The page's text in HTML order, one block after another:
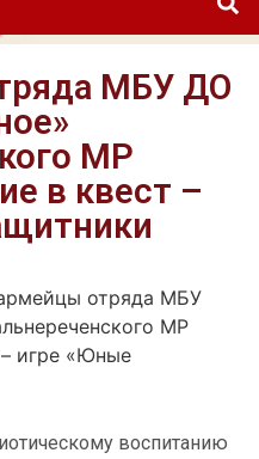
МБУ ДО
МР
в квест –
отряда МБУ
МР
– игре «Юные
воспитанию